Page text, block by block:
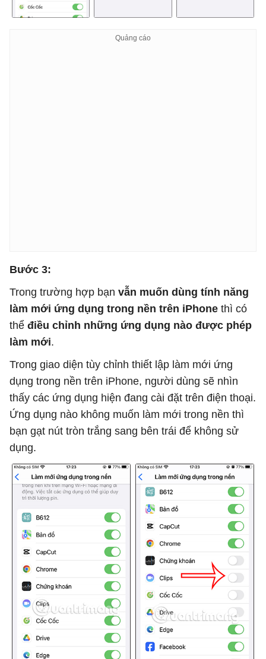
Bước 3:
Trong trường hợp bạn vẫn muốn dùng tính năng
làm mới ứng dụng trong nền trên iPhone thì có
thể điều chỉnh những ứng dụng nào được phép
làm mới.
Trong giao diện tùy chỉnh thiết lập làm mới ứng
dụng trong nền trên iPhone, người dùng sẽ nhìn
thấy các ứng dụng hiện đang cài đặt trên điện thoại.
Ứng dụng nào không muốn làm mới trong nền thì
bạn gạt nút tròn trắng sang bên trái để không sử
dụng.